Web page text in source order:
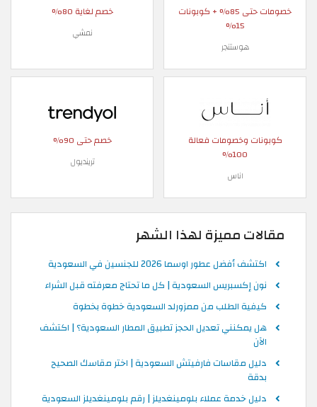
خصومات حتى 85% + كوبونات
15%
هوستنجر
خصم لغاية 80%
نمشي
كوبونات وخصومات فعالة
100%
اناس
خصم حتى 90%
ترينديول
مقالات مميزة لهذا الشهر
اكتشف أفضل عطور اوسما 2026 للجنسين في السعودية
نون إكسبريس السعودية | كل ما تحتاج معرفته قبل الشراء
كيفية الطلب من ممزورلد السعودية خطوة بخطوة
هل يمكنني تعديل الحجز تطبيق المطار السعودية؟ | اكتشف
الآن
دليل مقاسات فارفيتش السعودية | اختر مقاسك الصحيح
بدقة
دليل خدمة عملاء بلومينغديلز | رقم بلومينغديلز السعودية